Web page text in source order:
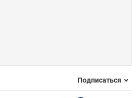
Подписаться